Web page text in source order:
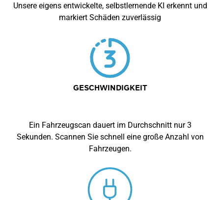
Unsere eigens entwickelte, selbstlernende KI erkennt und
markiert Schäden zuverlässig
GESCHWINDIGKEIT
Ein Fahrzeugscan dauert im Durchschnitt nur 3
Sekunden. Scannen Sie schnell eine große Anzahl von
Fahrzeugen.